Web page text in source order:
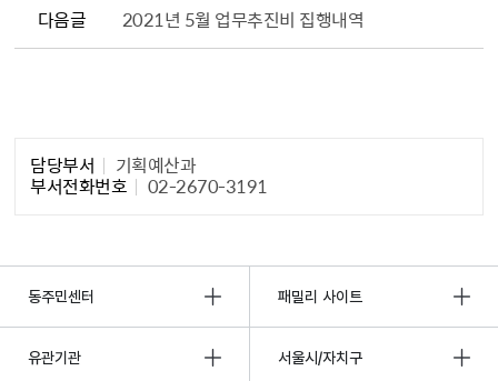
다음글 2021년 5월 업무추진비 집행내역
담당부서 기획예산과
부서전화번호 02-2670-3191
동주민센터 패밀리 사이트
유관기관 서울시/자치구